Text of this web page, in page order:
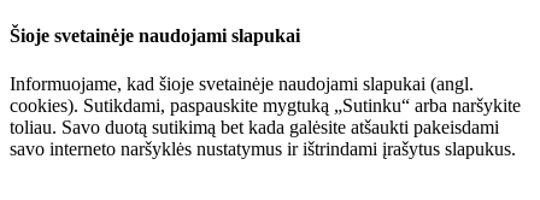
Šioje svetainėje naudojami slapukai
Informuojame, kad šioje svetainėje naudojami slapukai (angl.
cookies). Sutikdami, paspauskite mygtuką „Sutinku“ arba naršykite
toliau. Savo duotą sutikimą bet kada galėsite atšaukti pakeisdami
savo interneto naršyklės nustatymus ir ištrindami įrašytus slapukus.